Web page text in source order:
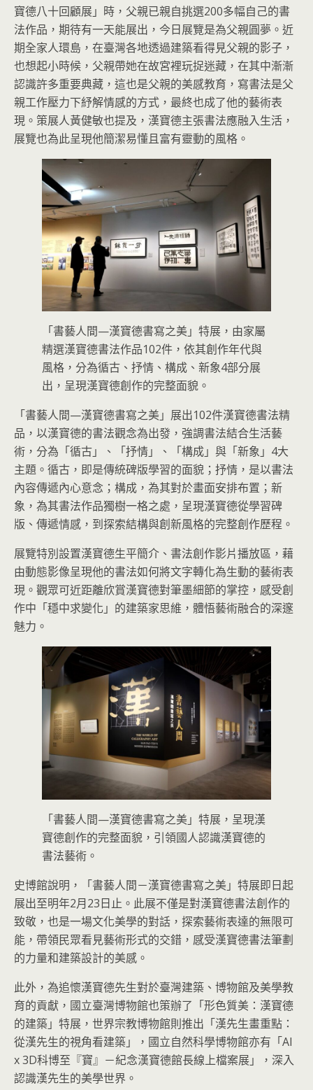
寶德八十回顧展」時，父親已親自挑選200多幅自己的書
法作品，期待有一天能展出，今日展覽是為父親圓夢。近
期全家人環島，在臺灣各地透過建築看得見父親的影子，
也想起小時候，父親帶她在故宮裡玩捉迷藏，在其中漸漸
認識許多重要典藏，這也是父親的美感教育，寫書法是父
親工作壓力下紓解情感的方式，最終也成了他的藝術表
現。策展人黃健敏也提及，漢寶德主張書法應融入生活，
展覽也為此呈現他簡潔易懂且富有靈動的風格。
「書藝人間—漢寶德書寫之美」特展，由家屬
精選漢寶德書法作品102件，依其創作年代與
風格，分為循古、抒情、構成、新象4部分展
出，呈現漢寶德創作的完整面貌。
「書藝人間—漢寶德書寫之美」展出102件漢寶德書法精
品，以漢寶德的書法觀念為出發，強調書法結合生活藝
術，分為「循古」、「抒情」、「構成」與「新象」4大
主題。循古，即是傳統碑版學習的面貌；抒情，是以書法
內容傳遞內心意念；構成，為其對於畫面安排布置；新
象，為其書法作品獨樹一格之處，呈現漢寶德從學習碑
版、傳遞情感，到探索結構與創新風格的完整創作歷程。
展覽特別設置漢寶德生平簡介、書法創作影片播放區，藉
由動態影像呈現他的書法如何將文字轉化為生動的藝術表
現。觀眾可近距離欣賞漢寶德對筆墨細節的掌控，感受創
作中「穩中求變化」的建築家思維，體悟藝術融合的深邃
魅力。
「書藝人間—漢寶德書寫之美」特展，呈現漢
寶德創作的完整面貌，引領國人認識漢寶德的
書法藝術。
史博館說明，「書藝人間－漢寶德書寫之美」特展即日起
展出至明年2月23日止。此展不僅是對漢寶德書法創作的
致敬，也是一場文化美學的對話，探索藝術表達的無限可
能，帶領民眾看見藝術形式的交錯，感受漢寶德書法筆劃
的力量和建築設計的美感。
此外，為追懷漢寶德先生對於臺灣建築、博物館及美學教
育的貢獻，國立臺灣博物館也策辦了「形色質美：漢寶德
的建築」特展，世界宗教博物館則推出「漢先生畫重點：
從漢先生的視角看建築」，國立自然科學博物館亦有「AI
x 3D科博至『寶』－紀念漢寶德館長線上檔案展」，深入
認識漢先生的美學世界。